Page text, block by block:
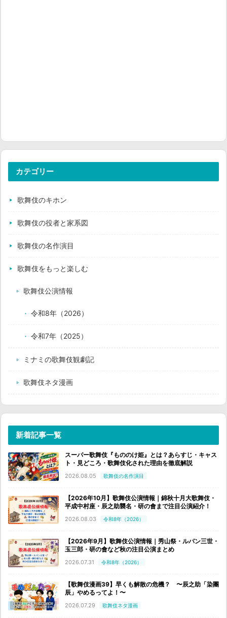
カテゴリー
歌舞伎のキホン
歌舞伎の役者と家系図
歌舞伎の名作演目
歌舞伎をもっと楽しむ
歌舞伎公演情報
令和8年（2026）
令和7年（2025）
ミナミの歌舞伎観劇記
歌舞伎ネタ漫画
新着記事一覧
スーパー歌舞伎『もののけ姫』とは？あらすじ・キャス
ト・見どころ・歌舞伎化された理由を徹底解説
2026.08.05 歌舞伎の名作演目
【2026年10月】歌舞伎公演情報｜錦秋十月大歌舞伎・
平成中村座・辰之助襲名・研の會まで注目公演紹介！
2026.08.03 令和8年（2026）
【2026年9月】歌舞伎公演情報｜秀山祭・ルパン三世・
玉三郎・研の會など秋の注目公演まとめ
2026.07.31 令和8年（2026）
【歌舞伎漫画39】早くも解散の危機？ 〜辰之助「染團
辰」やめるってよ！〜
2026.07.29 歌舞伎ネタ漫画